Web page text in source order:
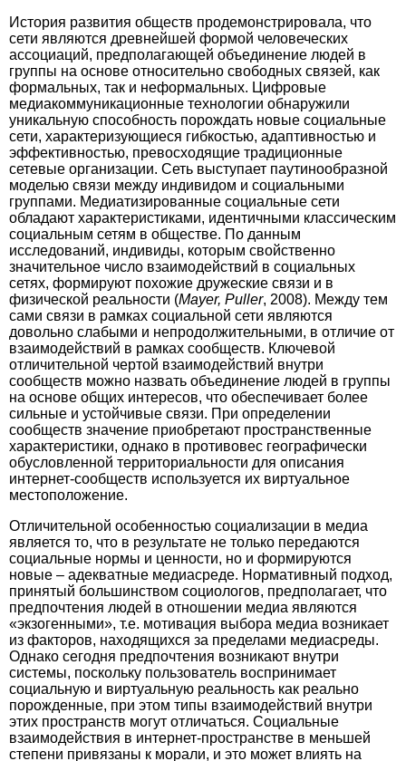
История развития обществ продемонстрировала, что
сети являются древнейшей формой человеческих
ассоциаций, предполагающей объединение людей в
группы на основе относительно свободных связей, как
формальных, так и неформальных. Цифровые
медиакоммуникационные технологии обнаружили
уникальную способность порождать новые социальные
сети, характеризующиеся гибкостью, адаптивностью и
эффективностью, превосходящие традиционные
сетевые организации. Сеть выступает паутинообразной
моделью связи между индивидом и социальными
группами. Медиатизированные социальные сети
обладают характеристиками, идентичными классическим
социальным сетям в обществе. По данным
исследований, индивиды, которым свойственно
значительное число взаимодействий в социальных
сетях, формируют похожие дружеские связи и в
физической реальности (Mayer, Puller, 2008). Между тем
сами связи в рамках социальной сети являются
довольно слабыми и непродолжительными, в отличие от
взаимодействий в рамках сообществ. Ключевой
отличительной чертой взаимодействий внутри
сообществ можно назвать объединение людей в группы
на основе общих интересов, что обеспечивает более
сильные и устойчивые связи. При определении
сообществ значение приобретают пространственные
характеристики, однако в противовес географически
обусловленной территориальности для описания
интернет-сообществ используется их виртуальное
местоположение.
Отличительной особенностью социализации в медиа
является то, что в результате не только передаются
социальные нормы и ценности, но и формируются
новые – адекватные медиасреде. Нормативный подход,
принятый большинством социологов, предполагает, что
предпочтения людей в отношении медиа являются
«экзогенными», т.е. мотивация выбора медиа возникает
из факторов, находящихся за пределами медиасреды.
Однако сегодня предпочтения возникают внутри
системы, поскольку пользователь воспринимает
социальную и виртуальную реальность как реально
порожденные, при этом типы взаимодействий внутри
этих пространств могут отличаться. Социальные
взаимодействия в интернет-пространстве в меньшей
степени привязаны к морали, и это может влиять на